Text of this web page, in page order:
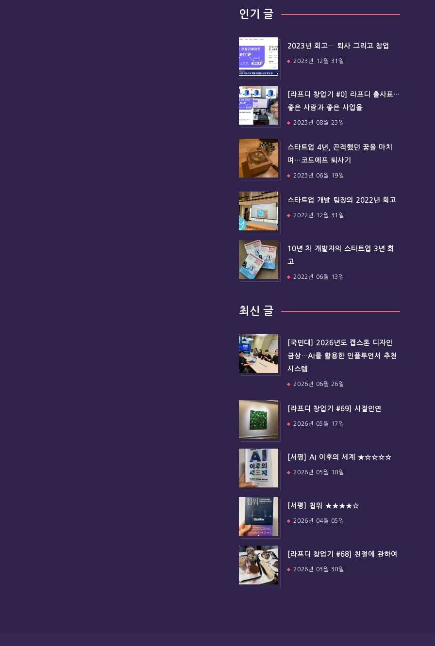
인기 글
2023년 회고… 퇴사 그리고 창업
2023년 12월 31일
[라프디 창업기 #0] 라프디 출사표…
좋은 사람과 좋은 사업을
2023년 08월 23일
스타트업 4년, 끈적했던 꿈을 마치
며…코드에프 퇴사기
2023년 06월 19일
스타트업 개발 팀장의 2022년 회고
2022년 12월 31일
10년 차 개발자의 스타트업 3년 회
고
2022년 06월 13일
최신 글
[국민대] 2026년도 캡스톤 디자인
금상…AI를 활용한 인플루언서 추천
시스템
2026년 06월 26일
[라프디 창업기 #69] 시절인연
2026년 05월 17일
[서평] AI 이후의 세계 ★☆☆☆☆
2026년 05월 10일
[서평] 칩워 ★★★★☆
2026년 04월 05일
[라프디 창업기 #68] 친절에 관하여
2026년 03월 30일